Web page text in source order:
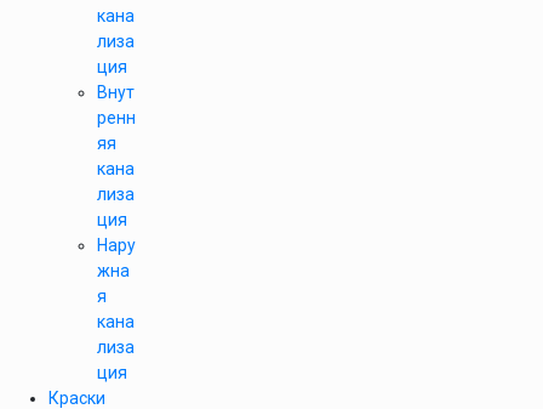
кана
лиза
ция
Внут
ренн
яя
кана
лиза
ция
Нару
жна
я
кана
лиза
ция
Краски